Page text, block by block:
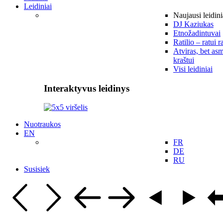
Leidiniai
Naujausi
DJ Kaziukas
Etnožadintuvai
Ratilio – ratui
Atviras, bet
kraštui
Visi leidiniai
Interaktyvus leidinys
Nuotraukos
EN
FR
DE
RU
Susisiek